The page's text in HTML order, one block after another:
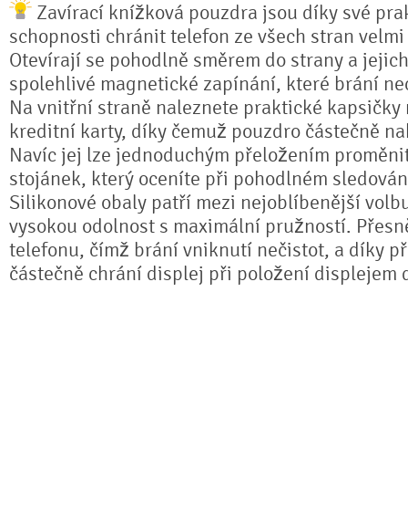
Zavírací knížková pouzdra jsou díky své
schopnosti chránit telefon ze všech stran
Otevírají se pohodlně směrem do strany a
spolehlivé magnetické zapínání, které brání
Na vnitřní straně naleznete praktické kapsičky
kreditní karty, díky čemuž pouzdro částečně
Navíc jej lze jednoduchým přeložením
stojánek, který oceníte při pohodlném
Silikonové obaly patří mezi nejoblíbenější
vysokou odolnost s maximální pružností.
telefonu, čímž brání vniknutí nečistot, a díky
částečně chrání displej při položení displejem